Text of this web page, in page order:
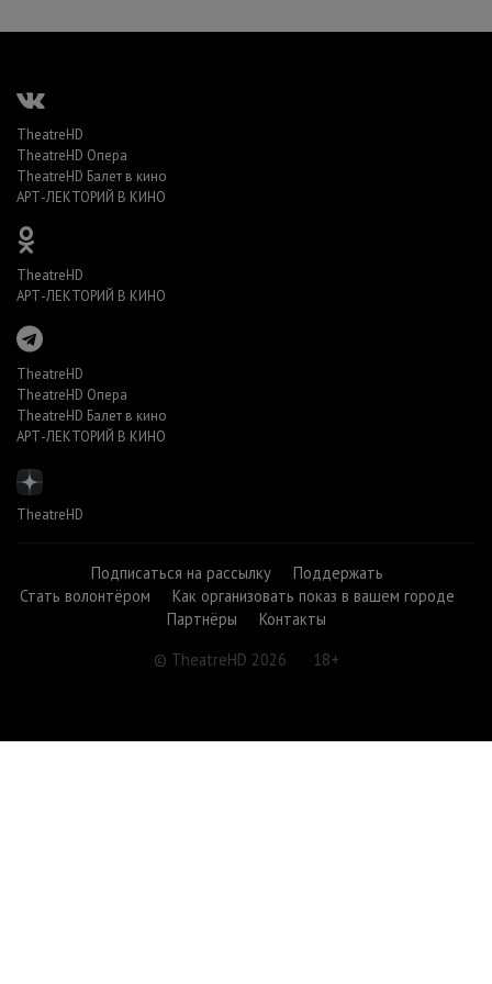
TheatreHD
TheatreHD Опера
TheatreHD Балет в кино
АРТ-ЛЕКТОРИЙ В КИНО
TheatreHD
АРТ-ЛЕКТОРИЙ В КИНО
TheatreHD
TheatreHD Опера
TheatreHD Балет в кино
АРТ-ЛЕКТОРИЙ В КИНО
TheatreHD
Подписаться на рассылку
Поддержать
Стать волонтёром
Как организовать показ в вашем городе
Партнёры
Контакты
© TheatreHD 2026
18+